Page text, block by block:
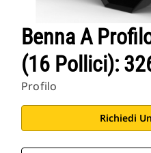
Benna A
(16 Pollici):
Profilo
Richiedi